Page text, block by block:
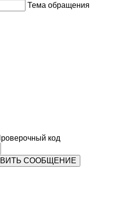
Тема обращения
код